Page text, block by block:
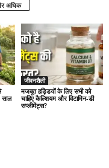
अधिक
साल
जीवनशैली
मजबूत हड्डियों के लिए सभी को
चाहिए कैल्शियम और विटामिन-डी
सप्लीमेंट्स?